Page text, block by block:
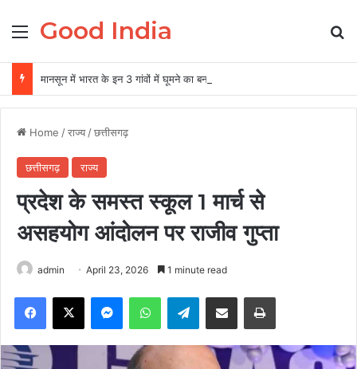
Menu
Good India
Home /राज्य /छत्तीसगढ़
छत्तीसगढ़ राज्य
प्रदेश के समस्त स्कूल 1 मार्च से
असहयोग आंदोलन पर राजीव गुप्ता
admin April 23, 2026 1 minute read
Facebook
X MessengerWhatsAppTelegramShare via Email Print